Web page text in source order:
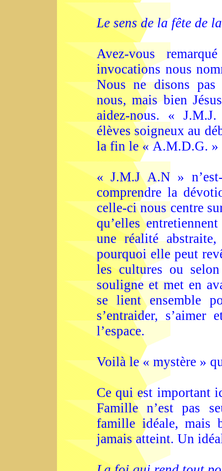
Le sens de la fête de
Avez-vous
invocations nous
Nous ne disons
nous, mais bien
aidez-nous. «
élèves soigneux au
la fin le « A.M.D.G. »
« J.M.J A.N »
comprendre la
celle-ci nous centre
qu’elles
une réalité
pourquoi elle peut
les cultures ou
souligne et met en
se lient ensemble
s’entraider,
l’espace.
Voilà le « mystère »
Ce qui est important
Famille n’est pas
famille idéale, mais
jamais atteint. Un